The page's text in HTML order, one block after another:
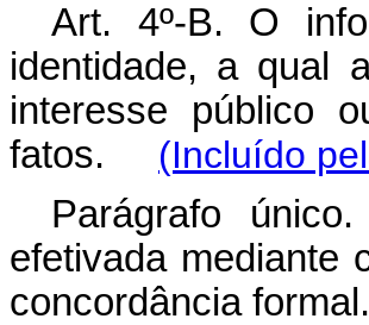
Art. 4º-B. O
identidade, a qual
interesse público
fatos. (Incluído
Parágrafo
efetivada mediante
concordância